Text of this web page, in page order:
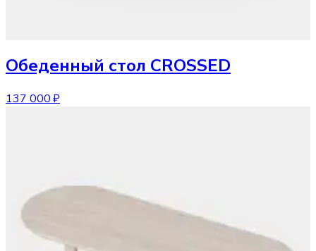
Обеденный стол CROSSED
137 000 ₽